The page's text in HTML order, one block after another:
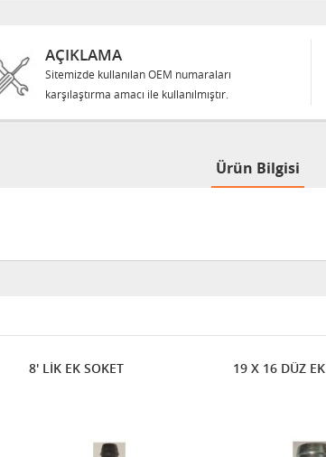
AÇIKLAMA
Sitemizde kullanılan OEM numaraları
karşılaştırma amacı ile kullanılmıştır.
Ürün Bilgisi
8' LİK EK SOKET 19 X 16 DÜZ EK